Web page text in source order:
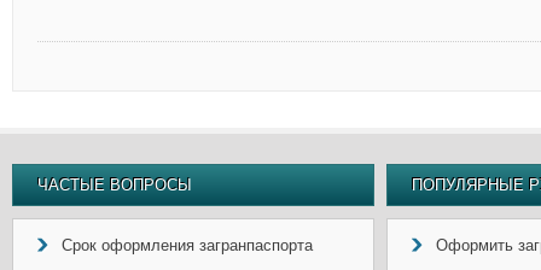
ЧАСТЫЕ ВОПРОСЫ
Срок оформления загранпаспорта
ПОПУЛЯРНЫЕ
Оформить